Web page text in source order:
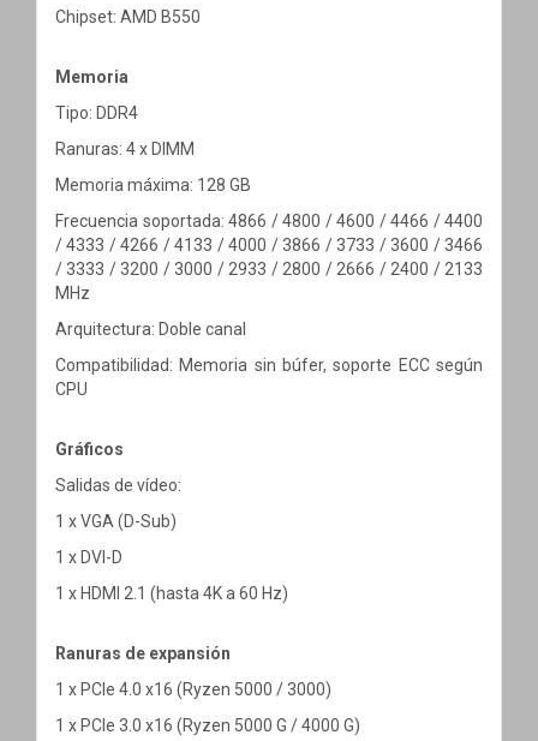
Chipset: AMD B550
Memoria
Tipo: DDR4
Ranuras: 4 x DIMM
Memoria máxima: 128 GB
Frecuencia soportada: 4866 / 4800 / 4600 / 4466 / 4400
/ 4333 / 4266 / 4133 / 4000 / 3866 / 3733 / 3600 / 3466
/ 3333 / 3200 / 3000 / 2933 / 2800 / 2666 / 2400 / 2133
MHz
Arquitectura: Doble canal
Compatibilidad: Memoria sin búfer, soporte ECC según
CPU
Gráficos
Salidas de vídeo:
1 x VGA (D-Sub)
1 x DVI-D
1 x HDMI 2.1 (hasta 4K a 60 Hz)
Ranuras de expansión
1 x PCIe 4.0 x16 (Ryzen 5000 / 3000)
1 x PCIe 3.0 x16 (Ryzen 5000 G / 4000 G)